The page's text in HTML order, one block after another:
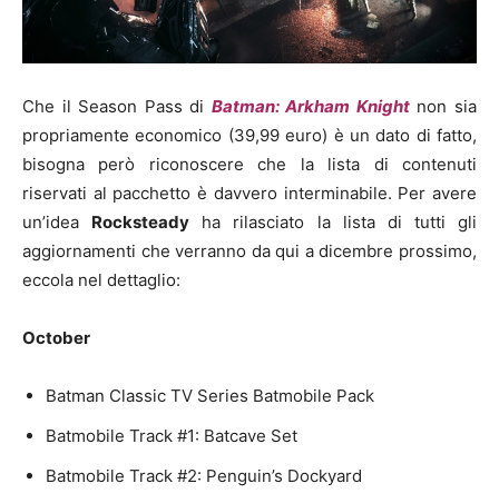
Che il Season Pass di Batman: Arkham Knightnon sia
propriamente economico (39,99 euro) è un dato di fatto,
bisogna però riconoscere che la lista di contenuti
riservati al pacchetto è davvero interminabile. Per avere
un’idea Rocksteady ha rilasciato la lista di tutti gli
aggiornamenti che verranno da qui a dicembre prossimo,
eccola nel dettaglio:
October
Batman Classic TV Series Batmobile Pack
Batmobile Track #1: Batcave Set
Batmobile Track #2: Penguin’s Dockyard